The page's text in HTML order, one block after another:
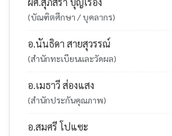
(บัณฑิตศึกษา / บุคลากร)
อ.นันธิดา สายสุวรรณ์
(สำนักทะเบียนและวัดผล)
อ.เมธาวี ส่องแสง
(สำนักประกันคุณภาพ)
อ.สมศรี โปแซะ